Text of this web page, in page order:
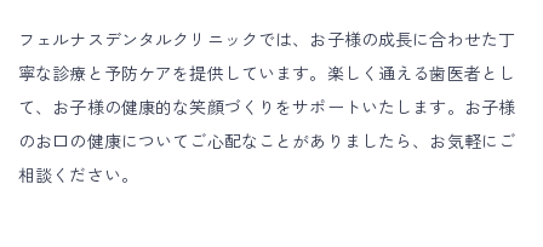
フェルナスデンタルクリニックでは、お子様の成長に合わせた丁
寧な診療と予防ケアを提供しています。楽しく通える歯医者とし
て、お子様の健康的な笑顔づくりをサポートいたします。お子様
のお口の健康についてご心配なことがありましたら、お気軽にご
相談ください。